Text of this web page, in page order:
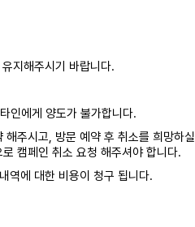
지해주시기 바랍니다.
인에게 양도가 불가합니다.
주시고, 방문 예약 후 취소를 희망하실
캠페인 취소 요청 해주셔야 합니다.
역에 대한 비용이 청구 됩니다.